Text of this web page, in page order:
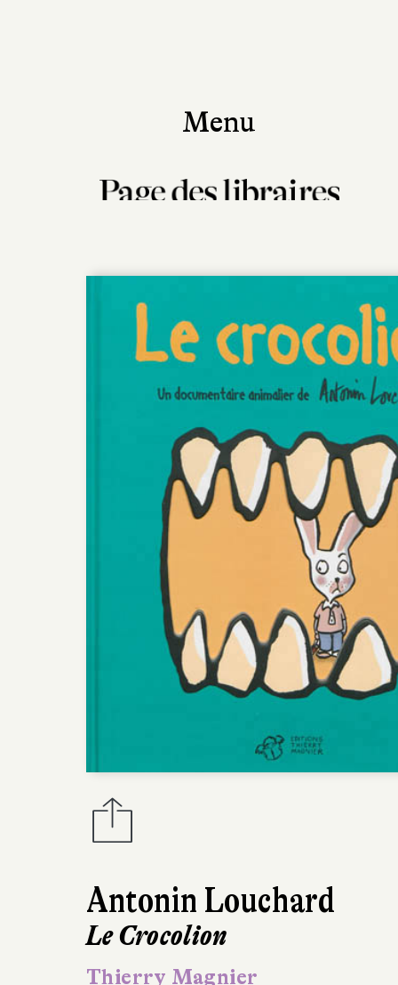
Antonin Louchard
Le Crocolion
Thierry Magnier